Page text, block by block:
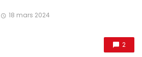
18 mars 2024
2